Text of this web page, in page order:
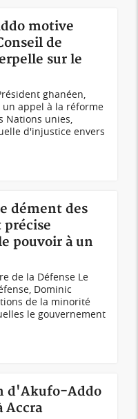
motive
de
sur le
ghanéen,
un appel à la réforme
Nations unies,
d'injustice envers
dément des
précise
pouvoir à un
de la Défense Le
Dominic
de la minorité
le gouvernement
d'Akufo-Addo
Accra